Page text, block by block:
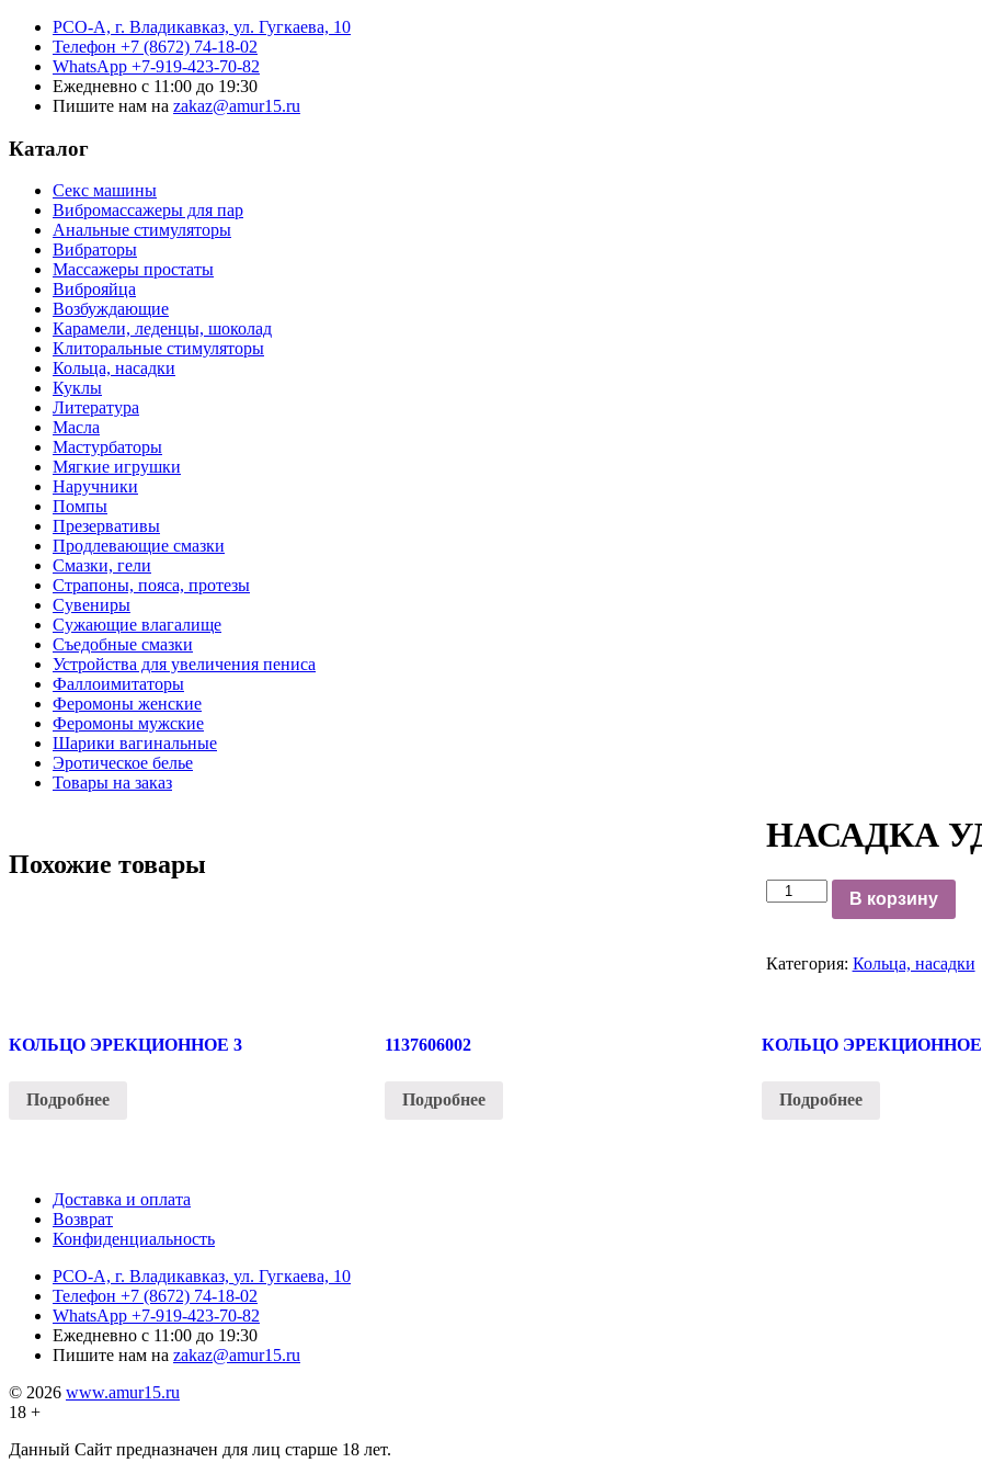
РСО-А, г. Владикавказ, ул. Гугкаева, 10
Телефон +7 (8672) 74-18-02
WhatsApp +7-919-423-70-82
Ежедневно с 11:00 до 19:30
Пишите нам на zakaz@amur15.ru
Каталог
Секс машины
Вибромассажеры для пар
Анальные стимуляторы
Вибраторы
Массажеры простаты
Виброяйца
Возбуждающие
Карамели, леденцы, шоколад
Клиторальные стимуляторы
Кольца, насадки
Куклы
Литература
Масла
Мастурбаторы
Мягкие игрушки
Наручники
Помпы
Презервативы
Продлевающие смазки
Смазки, гели
Страпоны, пояса, протезы
Сувениры
Сужающие влагалище
Съедобные смазки
Устройства для увеличения пениса
Фаллоимитаторы
Феромоны женские
Феромоны мужские
Шарики вагинальные
Эротическое белье
Товары на заказ
НАСАДКА
В корзину
Категория: Кольца, насадки
Похожие товары
КОЛЬЦО ЭРЕКЦИОННОЕ 3
Подробнее
1137606002
Подробнее
КОЛЬЦО ЭРЕКЦИОННОЕ
Подробнее
Доставка и оплата
Возврат
Конфиденциальность
РСО-А, г. Владикавказ, ул. Гугкаева, 10
Телефон +7 (8672) 74-18-02
WhatsApp +7-919-423-70-82
Ежедневно с 11:00 до 19:30
Пишите нам на zakaz@amur15.ru
© 2026 www.amur15.ru
18 +
Данный Сайт предназначен для лиц старше 18 лет.